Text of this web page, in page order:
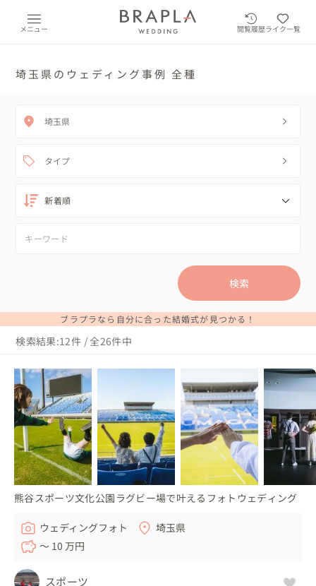
メニュー 閲覧履歴ライク一覧
埼玉県のウェディング事例 全種
埼玉県
タイプ
検索
ブラプラなら自分に合った結婚式が見つかる！
検索結果:12件 / 全26件中
熊谷スポーツ文化公園ラグビー場で叶えるフォトウェディング
ウェディングフォト
埼玉県
〜 10 万円
スポーツ